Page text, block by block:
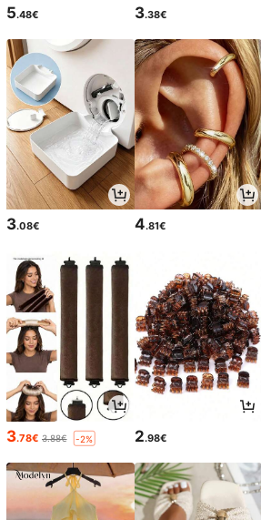
5.48€ 3.38€
3.08€ 4.81€
3.78€ 3.88€ -2% 2.98€